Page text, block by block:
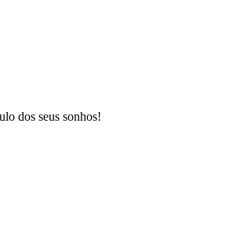
dos seus sonhos!